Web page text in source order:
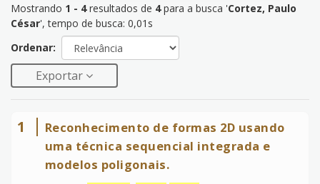
Mostrando 1 - 4resultados de 4para a busca 'Cortez, Paulo
César', tempo de busca: 0,01s
Ordenar:
Exportar
1
Reconhecimento de formas 2D usando
uma técnica sequencial integrada e
modelos poligonais.